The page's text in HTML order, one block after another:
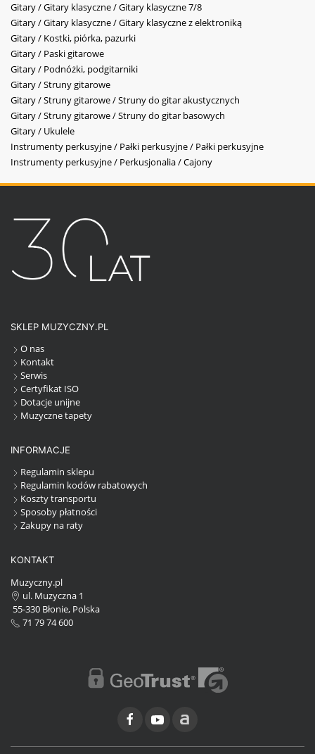
Gitary / Gitary klasyczne / Gitary klasyczne 7/8
Gitary / Gitary klasyczne / Gitary klasyczne z elektroniką
Gitary / Kostki, piórka, pazurki
Gitary / Paski gitarowe
Gitary / Podnóżki, podgitarniki
Gitary / Struny gitarowe
Gitary / Struny gitarowe / Struny do gitar akustycznych
Gitary / Struny gitarowe / Struny do gitar basowych
Gitary / Ukulele
Instrumenty perkusyjne / Pałki perkusyjne / Pałki perkusyjne
Instrumenty perkusyjne / Perkusjonalia / Cajony
SKLEP MUZYCZNY.PL
O nas
Kontakt
Serwis
Certyfikat ISO
Dotacje unijne
Muzyczne tapety
INFORMACJE
Regulamin sklepu
Regulamin kodów rabatowych
Koszty transportu
Sposoby płatności
Zakupy na raty
KONTAKT
Muzyczny.pl
ul. Muzyczna 1
55-330 Błonie, Polska
71 79 74 600